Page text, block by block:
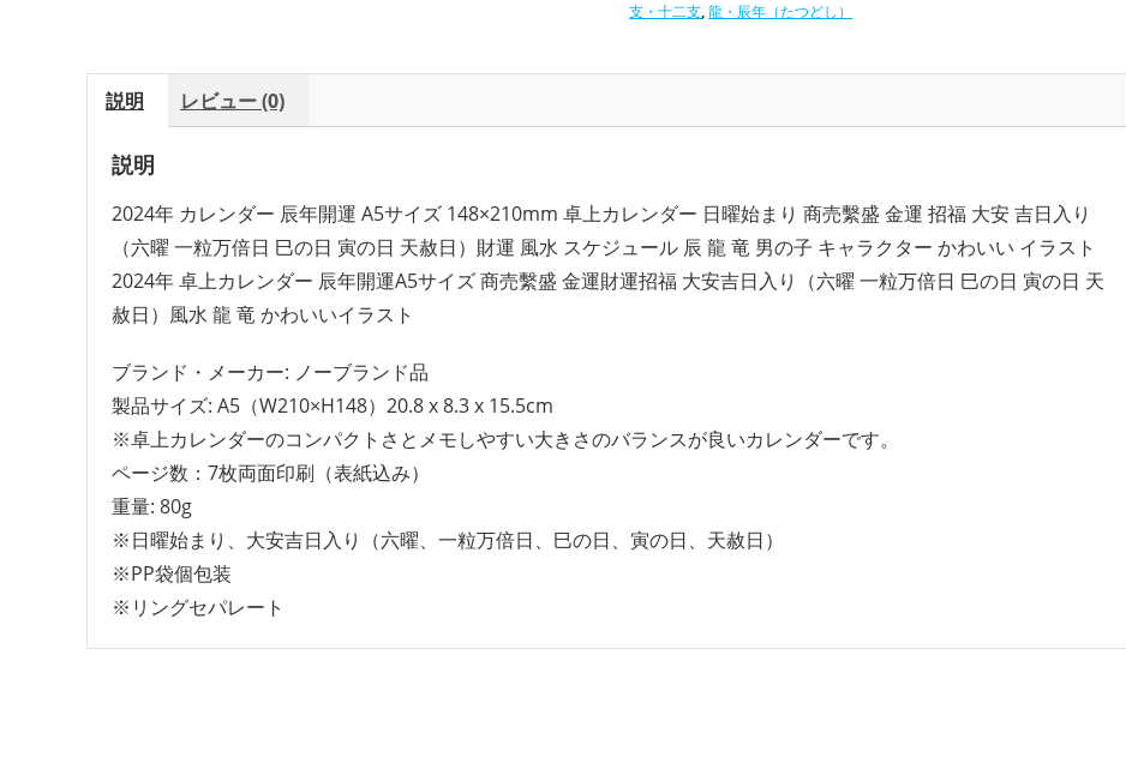
支・十二支,龍・辰年（たつどし）
説明 レビュー (0)
説明
2024年 カレンダー 辰年開運 A5サイズ 148×210mm 卓上カレンダー 日曜始まり 商売繫盛 金運 招福 大安 吉日入り
（六曜 一粒万倍日 巳の日 寅の日 天赦日）財運 風水 スケジュール 辰 龍 竜 男の子 キャラクター かわいい イラスト
2024年 卓上カレンダー 辰年開運A5サイズ 商売繫盛 金運財運招福 大安吉日入り（六曜 一粒万倍日 巳の日 寅の日 天
赦日）風水 龍 竜 かわいいイラスト
ブランド・メーカー: ‎ノーブランド品
製品サイズ: A5（W210×H148）‎20.8 x 8.3 x 15.5cm
※卓上カレンダーのコンパクトさとメモしやすい大きさのバランスが良いカレンダーです。
ページ数：7枚両面印刷（表紙込み）
重量: 80g
※日曜始まり、大安吉日入り（六曜、一粒万倍日、巳の日、寅の日、天赦日）
※PP袋個包装
※リングセパレート